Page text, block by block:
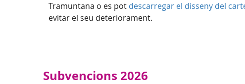
Tramuntana o es pot descarregar el disseny del
evitar el seu deteriorament.
Subvencions 2026